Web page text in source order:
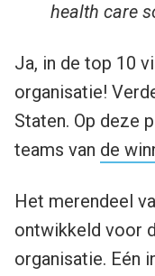
health care
Ja, in de top 10
organisatie!
Staten. Op deze
teams van de
Het merendeel
ontwikkeld voor
organisatie. Eén